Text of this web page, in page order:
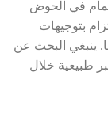
في الحوض
بتوجيهات
ينبغي البحث عن
طبيعية خلال